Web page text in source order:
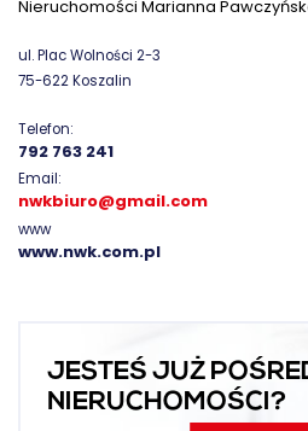
Nieruchomości Marianna
ul. Plac Wolności 2-3
75-622 Koszalin
Telefon:
792 763 241
Email:
nwkbiuro@gmail.com
www
www.nwk.com.pl
JESTEŚ JUŻ
NIERUCHOMOŚCI?